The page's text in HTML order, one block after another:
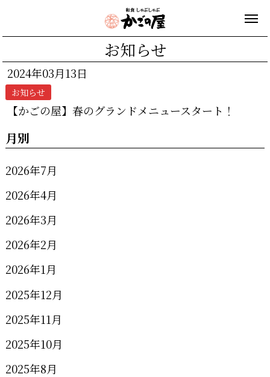
お知らせ
2024年03月13日
お知らせ
【かごの屋】春のグランドメニュースタート！
月別
2026年7月
2026年4月
2026年3月
2026年2月
2026年1月
2025年12月
2025年11月
2025年10月
2025年8月